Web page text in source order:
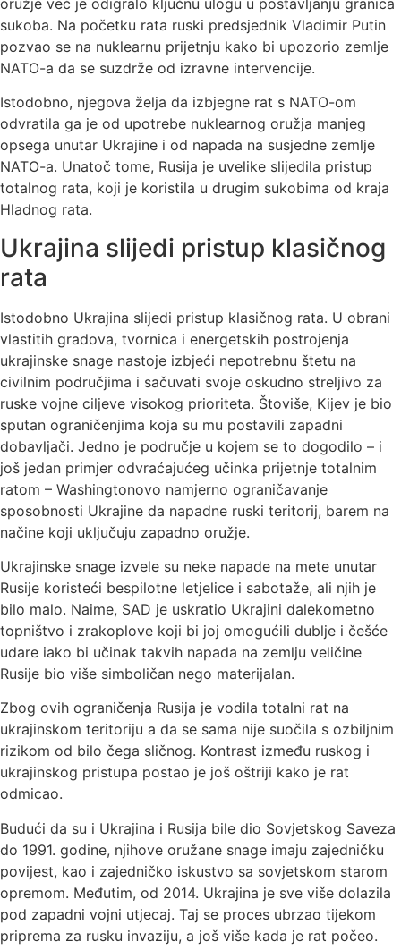
sukoba. Na početku rata ruski predsjednik Vladimir Putin
pozvao se na nuklearnu prijetnju kako bi upozorio zemlje
NATO-a da se suzdrže od izravne intervencije.
Istodobno, njegova želja da izbjegne rat s NATO-om
odvratila ga je od upotrebe nuklearnog oružja manjeg
opsega unutar Ukrajine i od napada na susjedne zemlje
NATO-a. Unatoč tome, Rusija je uvelike slijedila pristup
totalnog rata, koji je koristila u drugim sukobima od kraja
Hladnog rata.
Ukrajina slijedi pristup klasičnog
rata
Istodobno Ukrajina slijedi pristup klasičnog rata. U obrani
vlastitih gradova, tvornica i energetskih postrojenja
ukrajinske snage nastoje izbjeći nepotrebnu štetu na
civilnim područjima i sačuvati svoje oskudno streljivo za
ruske vojne ciljeve visokog prioriteta. Štoviše, Kijev je bio
sputan ograničenjima koja su mu postavili zapadni
dobavljači. Jedno je područje u kojem se to dogodilo – i
još jedan primjer odvraćajućeg učinka prijetnje totalnim
ratom – Washingtonovo namjerno ograničavanje
sposobnosti Ukrajine da napadne ruski teritorij, barem na
načine koji uključuju zapadno oružje.
Ukrajinske snage izvele su neke napade na mete unutar
Rusije koristeći bespilotne letjelice i sabotaže, ali njih je
bilo malo. Naime, SAD je uskratio Ukrajini dalekometno
topništvo i zrakoplove koji bi joj omogućili dublje i češće
udare iako bi učinak takvih napada na zemlju veličine
Rusije bio više simboličan nego materijalan.
Zbog ovih ograničenja Rusija je vodila totalni rat na
ukrajinskom teritoriju a da se sama nije suočila s ozbiljnim
rizikom od bilo čega sličnog. Kontrast između ruskog i
ukrajinskog pristupa postao je još oštriji kako je rat
odmicao.
Budući da su i Ukrajina i Rusija bile dio Sovjetskog Saveza
do 1991. godine, njihove oružane snage imaju zajedničku
povijest, kao i zajedničko iskustvo sa sovjetskom starom
opremom. Međutim, od 2014. Ukrajina je sve više dolazila
pod zapadni vojni utjecaj. Taj se proces ubrzao tijekom
priprema za rusku invaziju, a još više kada je rat počeo.